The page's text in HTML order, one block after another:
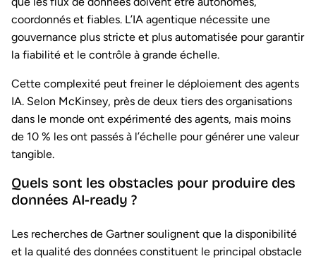
coordonnés et fiables. L’IA agentique nécessite une
gouvernance plus stricte et plus automatisée pour garantir
la fiabilité et le contrôle à grande échelle.
Cette complexité peut freiner le déploiement des agents
IA. Selon McKinsey, près de deux tiers des organisations
dans le monde ont expérimenté des agents, mais moins
de 10 % les ont passés à l’échelle pour générer une valeur
tangible.
Quels sont les obstacles pour produire des
données AI-ready ?
Les recherches de Gartner soulignent que la disponibilité
et la qualité des données constituent le principal obstacle